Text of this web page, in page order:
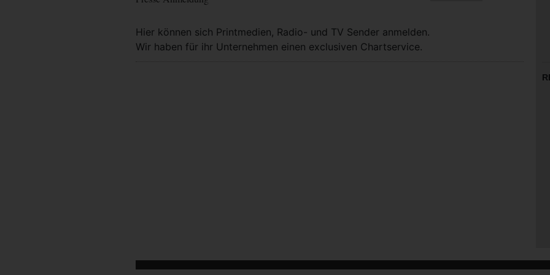
Hier können sich Printmedien, Radio- und TV Sender anmelden.
Wir haben für ihr Unternehmen einen exclusiven Chartservice.